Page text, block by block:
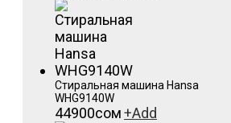
Стиральная машина Hansa
WHG9140W
44900сом+Add